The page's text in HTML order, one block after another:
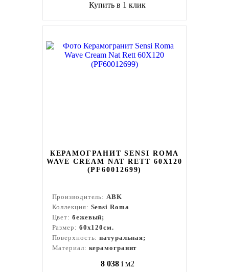
Купить в 1 клик
КЕРАМОГРАНИТ SENSI ROMA
WAVE CREAM NAT RETT 60X120
(PF60012699)
Производитель:ABK
Коллекция: Sensi Roma
Цвет: бежевый;
Размер: 60x120см.
Поверхность:натуральная;
Материал: керамогранит
8 038 i м2